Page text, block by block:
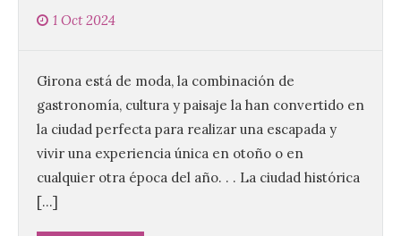
1 Oct 2024
Girona está de moda, la combinación de
gastronomía, cultura y paisaje la han convertido en
la ciudad perfecta para realizar una escapada y
vivir una experiencia única en otoño o en
cualquier otra época del año. . . La ciudad histórica
[…]